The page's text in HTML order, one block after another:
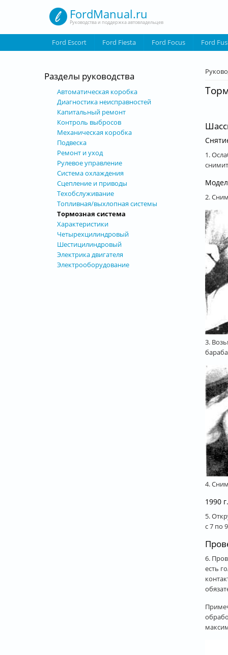
FordManual.ru
Руководства и поддержка автовладельцев
Ford Escort Ford Fiesta Ford Focus Ford
Вы
1.
2.
3.
4.
1990
5.
с 7 по
6.
есть
Разделы руководства
Автоматическая коробка
Диагностика неисправностей
Капитальный ремонт
Контроль выбросов
Механическая коробка
Подвеска
Ремонт и уход
Рулевое управление
Система охлаждения
Сцепление и приводы
Техобслуживание
Топливная/выхлопная системы
Тормозная система
Характеристики
Четырехцилиндровый
Шестицилиндровый
Электрика двигателя
Электрооборудование